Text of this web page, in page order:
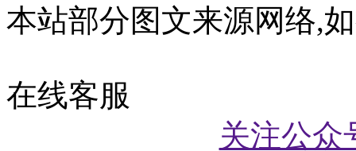
本站部分图文来源网络,
在线客服
关注公众